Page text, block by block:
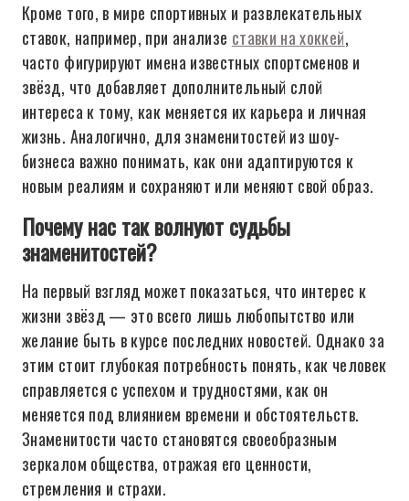
Кроме того, в мире спортивных и развлекательных
ставок, например, при анализе ставки на хоккей,
часто фигурируют имена известных спортсменов и
звёзд, что добавляет дополнительный слой
интереса к тому, как меняется их карьера и личная
жизнь. Аналогично, для знаменитостей из шоу-
бизнеса важно понимать, как они адаптируются к
новым реалиям и сохраняют или меняют свой образ.
Почему нас так волнуют судьбы
знаменитостей?
На первый взгляд может показаться, что интерес к
жизни звёзд — это всего лишь любопытство или
желание быть в курсе последних новостей. Однако за
этим стоит глубокая потребность понять, как человек
справляется с успехом и трудностями, как он
меняется под влиянием времени и обстоятельств.
Знаменитости часто становятся своеобразным
зеркалом общества, отражая его ценности,
стремления и страхи.